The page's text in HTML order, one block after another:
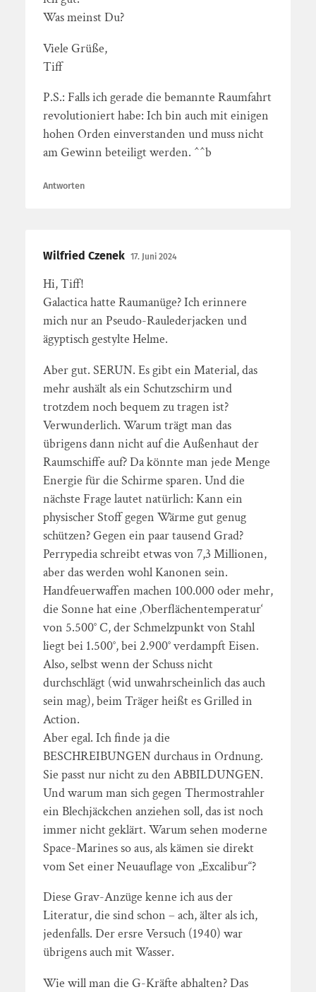
Was meinst Du?
Viele Grüße,
Tiff
P.S.: Falls ich gerade die bemannte Raumfahrt
revolutioniert habe: Ich bin auch mit einigen
hohen Orden einverstanden und muss nicht
am Gewinn beteiligt werden. ^^b
Antworten
Wilfried Czenek 17. Juni 2024
Hi, Tiff!
Galactica hatte Raumanüge? Ich erinnere
mich nur an Pseudo-Raulederjacken und
ägyptisch gestylte Helme.
Aber gut. SERUN. Es gibt ein Material, das
mehr aushält als ein Schutzschirm und
trotzdem noch bequem zu tragen ist?
Verwunderlich. Warum trägt man das
übrigens dann nicht auf die Außenhaut der
Raumschiffe auf? Da könnte man jede Menge
Energie für die Schirme sparen. Und die
nächste Frage lautet natürlich: Kann ein
physischer Stoff gegen Wärme gut genug
schützen? Gegen ein paar tausend Grad?
Perrypedia schreibt etwas von 7,3 Millionen,
aber das werden wohl Kanonen sein.
Handfeuerwaffen machen 100.000 oder mehr,
die Sonne hat eine ‚Oberflächentemperatur‘
von 5.500° C, der Schmelzpunkt von Stahl
liegt bei 1.500°, bei 2.900° verdampft Eisen.
Also, selbst wenn der Schuss nicht
durchschlägt (wid unwahrscheinlich das auch
sein mag), beim Träger heißt es Grilled in
Action.
Aber egal. Ich finde ja die
BESCHREIBUNGEN durchaus in Ordnung.
Sie passt nur nicht zu den ABBILDUNGEN.
Und warum man sich gegen Thermostrahler
ein Blechjäckchen anziehen soll, das ist noch
immer nicht geklärt. Warum sehen moderne
Space-Marines so aus, als kämen sie direkt
vom Set einer Neuauflage von „Excalibur“?
Diese Grav-Anzüge kenne ich aus der
Literatur, die sind schon – ach, älter als ich,
jedenfalls. Der ersre Versuch (1940) war
übrigens auch mit Wasser.
Wie will man die G-Kräfte abhalten? Das